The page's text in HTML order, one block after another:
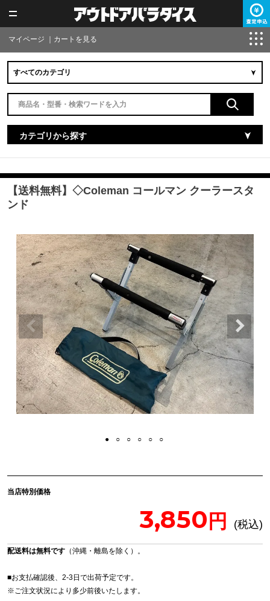
マイページ カートを見る
カテゴリから探す
【送料無料】◇Coleman コールマン クーラースタ
ンド
当店特別価格
3,850
配送料は無料です （沖縄・離島を除く）。
■お支払確認後、2-3日で出荷予定です。
※ご注文状況により多少前後いたします。